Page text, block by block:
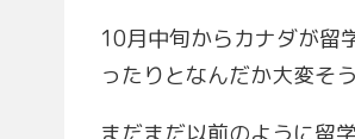
10月中旬からカナダが留
ったりとなんだか大変そう